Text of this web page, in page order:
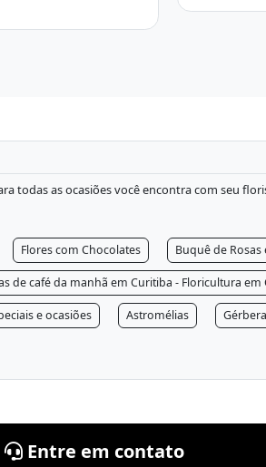
todas as ocasiões você encontra com seu
Flores com Chocolates Buquê de
de café da manhã em Curitiba - Floricultura em
e ocasiões Astromélias
Entre em contato